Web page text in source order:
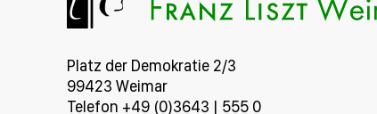
Platz der Demokratie 2/3
99423 Weimar
Telefon +49 (0)3643 | 555 0